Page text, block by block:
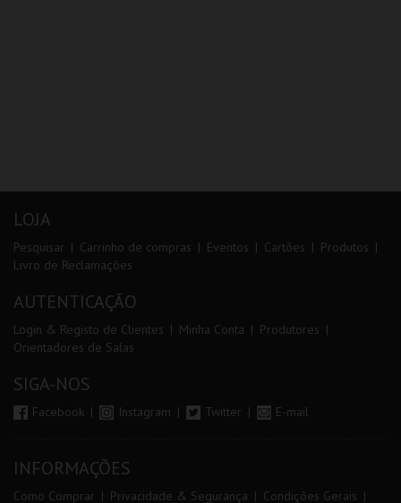
LOJA
Pesquisar Carrinho de compras Eventos Cartões
Produtos
Livro de Reclamações
AUTENTICAÇÃO
Login & Registo de Clientes Minha Conta
Produtores
Orientadores de Salas
SIGA-NOS
Facebook Instagram Twitter E-mail
INFORMAÇÕES
Como Comprar Privacidade & Segurança Condições Gerais